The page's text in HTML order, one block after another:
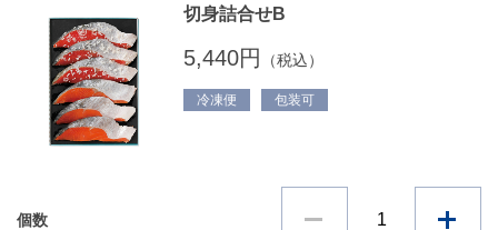
切身詰合せB
5,440円 （税込）
冷凍便 包装可
個数